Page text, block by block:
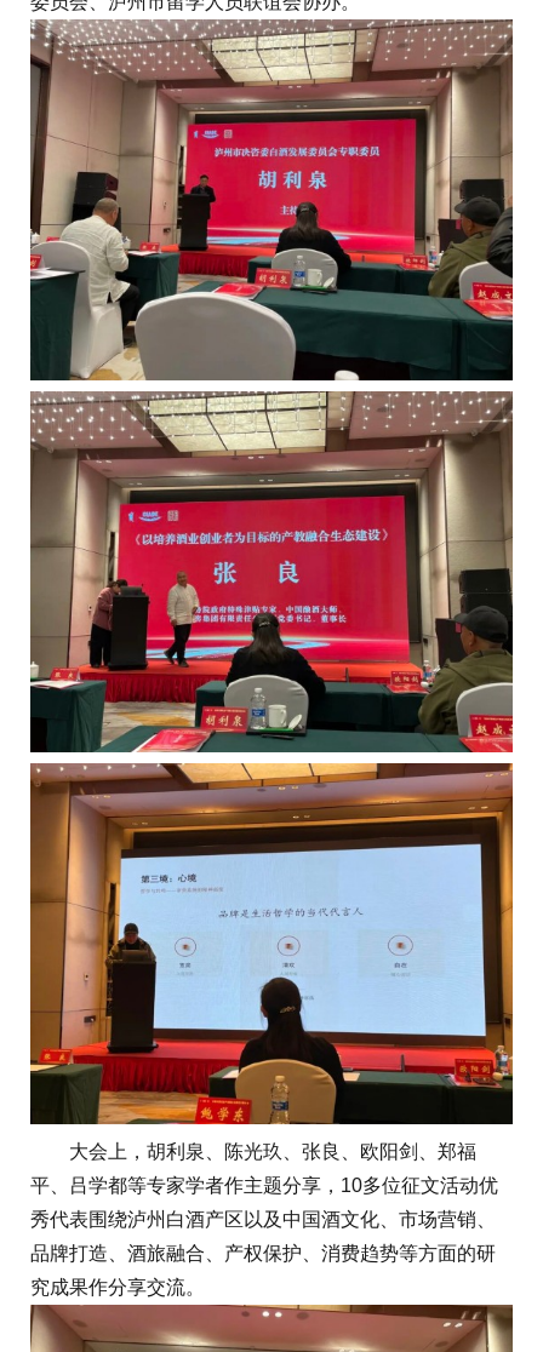
大会上，胡利泉、陈光玖、张良、欧阳剑、郑福
平、吕学都等专家学者作主题分享，10多位征文活动优
秀代表围绕泸州白酒产区以及中国酒文化、市场营销、
品牌打造、酒旅融合、产权保护、消费趋势等方面的研
究成果作分享交流。